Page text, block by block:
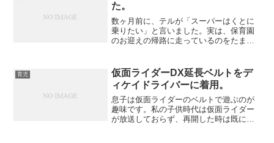
た。
数ヶ月前に、テルが「スーパーはくとに
乗りたい」と言いました。実は、保育園
のお迎えの帰路に走っているのをたまに
に日帰りでそこまでは行けないかな。な
ので、一時間程乗ってあま...
育児
仮面ライダーDX延長ベルトをデ
ィケイドライバーに着用。
息子は仮面ライダーのベルトで遊ぶのが
趣味です。私の子供時代は仮面ライダー
が放送しておらず、再開した時は既に特